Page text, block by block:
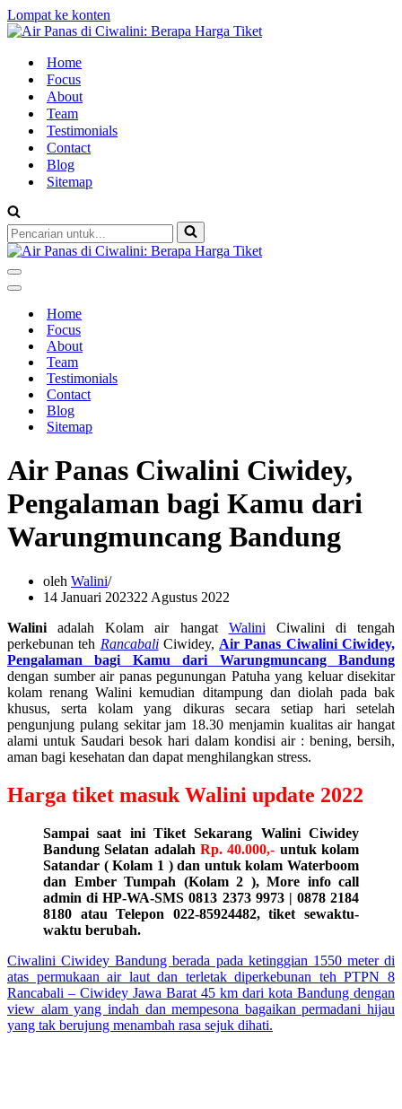
Lompat ke konten
Home
Focus
About
Team
Testimonials
Contact
Blog
Sitemap
Pencarian
untuk...
Menu
Navigasi
Menu
NavigasiHome
Focus
About
Team
Testimonials
Contact
Blog
Sitemap
Air Panas Ciwalini Ciwidey,
Pengalaman bagi Kamu dari
Warungmuncang Bandung
oleh Walini
14 Januari 202322 Agustus 2022
Walini adalah Kolam air hangat Walini Ciwalini di tengah
perkebunan teh RancabaliCiwidey, Air Panas Ciwalini Ciwidey,
Pengalaman bagi Kamu dari Warungmuncang Bandung
dengan sumber air panas pegunungan Patuha yang keluar disekitar
kolam renang Walini kemudian ditampung dan diolah pada bak
khusus, serta kolam yang dikuras secara setiap hari setelah
pengunjung pulang sekitar jam 18.30 menjamin kualitas air hangat
alami untuk Saudari besok hari dalam kondisi air : bening, bersih,
aman bagi kesehatan dan dapat menghilangkan stress.
Harga tiket masuk Walini update 2022
Sampai saat ini Tiket Sekarang Walini Ciwidey
Bandung Selatan adalah Rp. 40.000,- untuk kolam
Satandar ( Kolam 1 ) dan untuk kolam Waterboom
dan Ember Tumpah (Kolam 2 ), More info call
admin di HP-WA-SMS 0813 2373 9973 | 0878 2184
8180 atau Telepon 022-85924482, tiket sewaktu-
waktu berubah.
Ciwalini Ciwidey Bandung berada pada ketinggian 1550 meter di
atas permukaan air laut dan terletak diperkebunan teh PTPN 8
Rancabali – Ciwidey Jawa Barat 45 km dari kota Bandung dengan
view alam yang indah dan mempesona bagaikan permadani hijau
yang tak berujung menambah rasa sejuk dihati.